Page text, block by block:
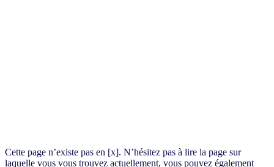
Cette page n’existe pas en [x]. N’hésitez pas à lire la page sur
laquelle vous vous trouvez actuellement, vous pouvez également